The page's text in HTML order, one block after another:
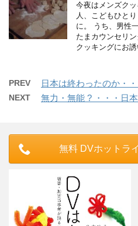
今夜はメンズク
人、こどもひと
に。 うち、男性
たまカウンセリ
クッキングにお
PREV 日本は終わったのか・
NEXT 無力・無能 ? ・・・日
無料 DVホット